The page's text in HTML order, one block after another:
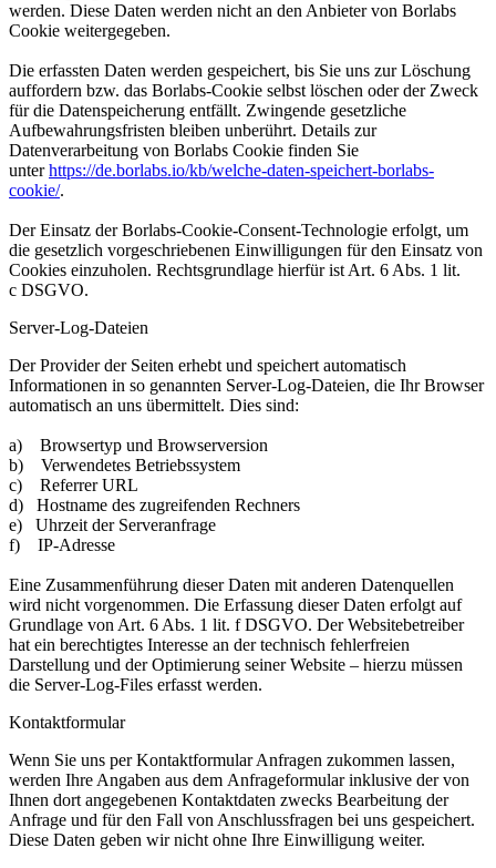
werden. Diese Daten werden nicht an den Anbieter von Borlabs
Cookie weitergegeben.
Die erfassten Daten werden gespeichert, bis Sie uns zur Löschung
auffordern bzw. das Borlabs-Cookie selbst löschen oder der Zweck
für die Datenspeicherung entfällt. Zwingende gesetzliche
Aufbewahrungsfristen bleiben unberührt. Details zur
Datenverarbeitung von Borlabs Cookie finden Sie
unterhttps://de.borlabs.io/kb/welche-daten-speichert-borlabs-
cookie/.
Der Einsatz der Borlabs-Cookie-Consent-Technologie erfolgt, um
die gesetzlich vorgeschriebenen Einwilligungen für den Einsatz von
Cookies einzuholen. Rechtsgrundlage hierfür ist Art. 6 Abs. 1 lit.
c DSGVO.
Server-Log-Dateien
Der Provider der Seiten erhebt und speichert automatisch
Informationen in so genannten Server-Log-Dateien, die Ihr Browser
automatisch an uns übermittelt. Dies sind:
a) Browsertyp und Browserversion
b) Verwendetes Betriebssystem
c) Referrer URL
d) Hostname des zugreifenden Rechners
e) Uhrzeit der Serveranfrage
f) IP-Adresse
Eine Zusammenführung dieser Daten mit anderen Datenquellen
wird nicht vorgenommen. Die Erfassung dieser Daten erfolgt auf
Grundlage von Art. 6 Abs. 1 lit. f DSGVO. Der Websitebetreiber
hat ein berechtigtes Interesse an der technisch fehlerfreien
Darstellung und der Optimierung seiner Website – hierzu müssen
die Server-Log-Files erfasst werden.
Kontaktformular
Wenn Sie uns per Kontaktformular Anfragen zukommen lassen,
werden Ihre Angaben aus dem Anfrageformular inklusive der von
Ihnen dort angegebenen Kontaktdaten zwecks Bearbeitung der
Anfrage und für den Fall von Anschlussfragen bei uns gespeichert.
Diese Daten geben wir nicht ohne Ihre Einwilligung weiter.